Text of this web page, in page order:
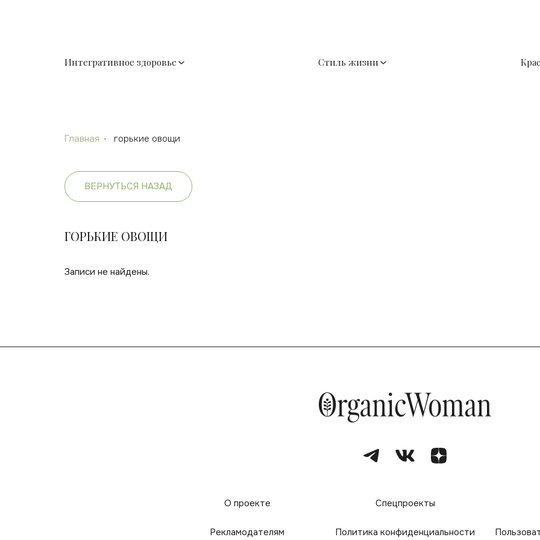
Интегративное здоровье Стиль жизни
Главная горькие овощи
ВЕРНУТЬСЯ НАЗАД
ГОРЬКИЕ ОВОЩИ
Записи не найдены.
О проекте Спецпроекты
Рекламодателям Политика конфиденциальности